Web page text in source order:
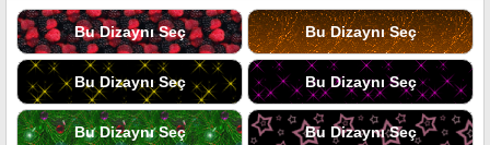
Bu Dizaynı Seç Bu Dizaynı Seç
Bu Dizaynı Seç Bu Dizaynı Seç
Bu Dizaynı Seç Bu Dizaynı Seç